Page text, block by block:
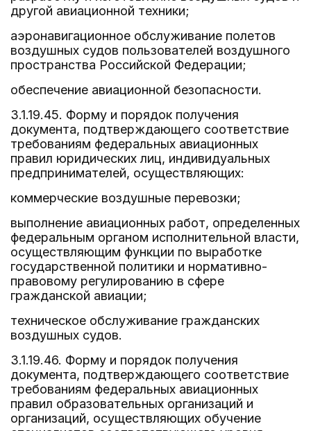
другой авиационной техники;
аэронавигационное обслуживание полетов
воздушных судов пользователей воздушного
пространства Российской Федерации;
обеспечение авиационной безопасности.
3.1.19.45. Форму и порядок получения
документа, подтверждающего соответствие
требованиям федеральных авиационных
правил юридических лиц, индивидуальных
предпринимателей, осуществляющих:
коммерческие воздушные перевозки;
выполнение авиационных работ, определенных
федеральным органом исполнительной власти,
осуществляющим функции по выработке
государственной политики и нормативно-
правовому регулированию в сфере
гражданской авиации;
техническое обслуживание гражданских
воздушных судов.
3.1.19.46. Форму и порядок получения
документа, подтверждающего соответствие
требованиям федеральных авиационных
правил образовательных организаций и
организаций, осуществляющих обучение